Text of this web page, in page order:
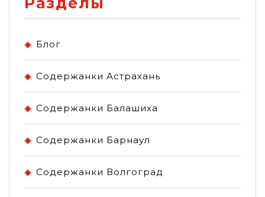
Блог
Содержанки Астрахань
Содержанки Балашиха
Содержанки Барнаул
Содержанки Волгоград